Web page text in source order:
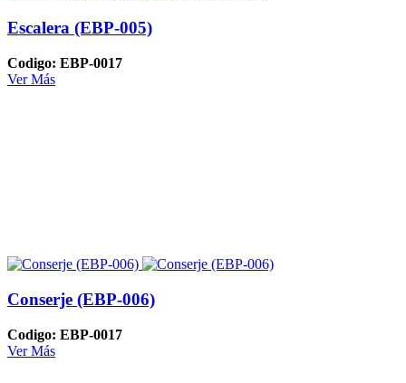
Escalera (EBP-005)
Codigo: EBP-0017
Ver Más
Conserje (EBP-006)
Codigo: EBP-0017
Ver Más